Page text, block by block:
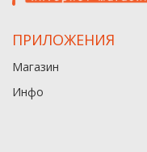
ПРИЛОЖЕНИЯ
Магазин
Инфо